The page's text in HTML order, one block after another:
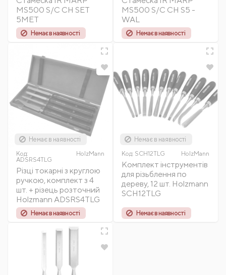
MS500 S/C CH SET
5MET
Немає в наявності
MS500 S/C CH S5 -
WAL
Немає в наявності
Немає в наявності
Код:
ADSRS4TLG
HolzMann
Різці токарні з круглою
ручкою, комплект з 4
шт. + різець розточний
Holzmann ADSRS4TLG
Немає в наявності
Немає в наявності
Код: SCH12TLG HolzMann
Комплект інструментів
для різьблення по
дереву, 12 шт. Holzmann
SCH12TLG
Немає в наявності